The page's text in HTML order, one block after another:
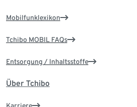
Mobilfunklexikon
Tchibo MOBIL FAQs
Entsorgung / Inhaltsstoffe
Über Tchibo
Karriere